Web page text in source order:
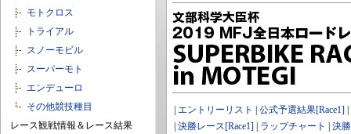
モトクロス
トライアル
スノーモビル
スーパーモト
エンデューロ
その他競技種目
レース観戦情報＆レース結果
エントリーリスト 公式予選結果[Race1]
決勝レース[Race1] ラップチャート
決